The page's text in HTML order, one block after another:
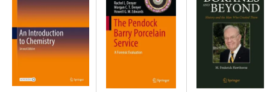
Inhaltsverzeichnis
From the Contents: Basics and overview of intelligent
polymers and coatings. - Techniques for the preparation,
synthesis, and processing of intelligent polymers and smart
coatings. - Modelling of intelligent polymers and smart
coatings.